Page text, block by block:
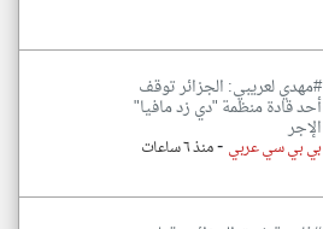
#مهدي لعريبي: الجزائر توقف
أحد قادة منظمة "دي زد مافيا"
الإجر
بي بي سي عربي -منذ ٦ ساعات